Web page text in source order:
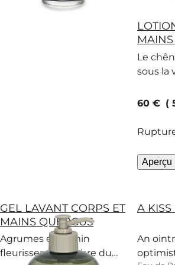
Le
sous la
cette
60 €
Aperçu
GEL LAVANT CORPS ET
MAINS QUERCUS
Agrumes et jasmin
fleurissent à l’ombre du
A KISS
An